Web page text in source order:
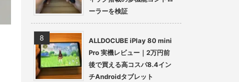
ーラーを検証
ALLDOCUBE iPlay 80 mini
Pro 実機レビュー｜2万円前
後で買える高コスパ8.4イン
チAndroidタブレット